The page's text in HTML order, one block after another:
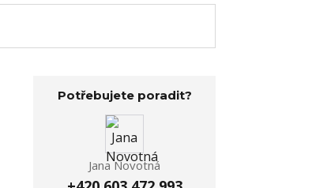
Potřebujete poradit?
Jana Novotná